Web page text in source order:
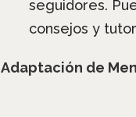
seguidores.
consejos y
Adaptación de